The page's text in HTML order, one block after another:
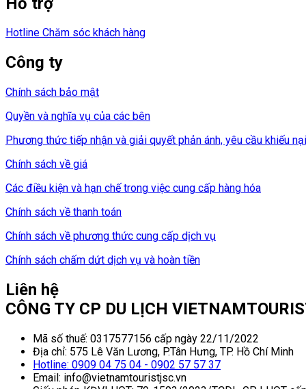
Hotline Chăm sóc khách hàng
Công ty
Chính sách bảo mật
Quyền và nghĩa vụ của các bên
Phương thức tiếp nhận và giải quyết phản ánh, yêu cầu khiếu nại
Chính sách về giá
Các điều kiện và hạn chế trong việc cung cấp hàng hóa
Chính sách về thanh toán
Chính sách về phương thức cung cấp dịch vụ
Chính sách chấm dứt dịch vụ và hoàn tiền
Liên hệ
CÔNG TY CP DU LỊCH
Mã số thuế: 0317577156 cấp ngày 22/11/2022
Địa chỉ: 575 Lê Văn Lương, P.Tân Hưng, TP. Hồ Chí Minh
Hotline: 0909 04 75 04 - 0902 57 57 37
Email: info@vietnamtouristjsc.vn